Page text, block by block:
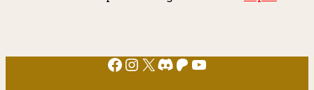
Facebook
Instagram
X Discord
Patreon
YouTube